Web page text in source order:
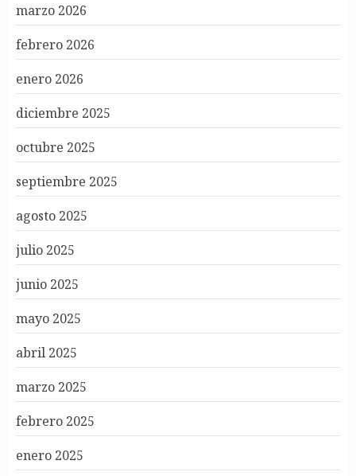
marzo 2026
febrero 2026
enero 2026
diciembre 2025
octubre 2025
septiembre 2025
agosto 2025
julio 2025
junio 2025
mayo 2025
abril 2025
marzo 2025
febrero 2025
enero 2025